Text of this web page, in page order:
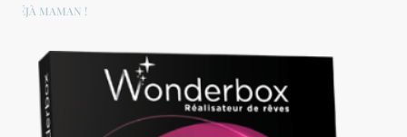
DÉJÀ MAMAN !